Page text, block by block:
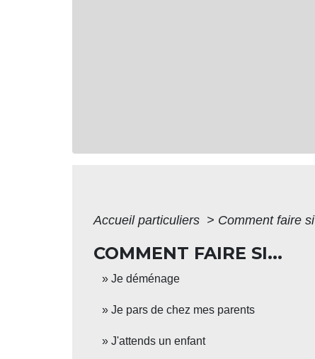
Accueil particuliers > Comment faire si
COMMENT FAIRE SI...
Je déménage
Je pars de chez mes parents
J'attends un enfant